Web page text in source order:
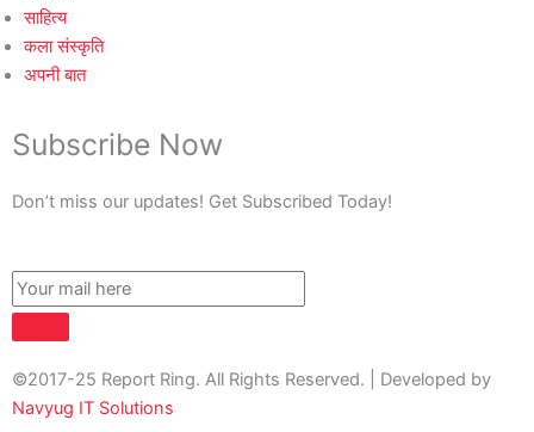
साहित्य
कला संस्कृति
अपनी बात
Subscribe Now
Don’t miss our updates! Get Subscribed Today!
©2017-25 Report Ring. All Rights Reserved. | Developed by
Navyug IT Solutions